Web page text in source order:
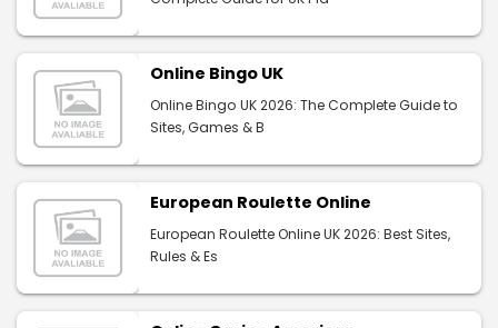
Online Bingo UK
Online Bingo UK 2026: The Complete Guide to
Sites, Games & B
European Roulette Online
European Roulette Online UK 2026: Best Sites,
Rules & Es